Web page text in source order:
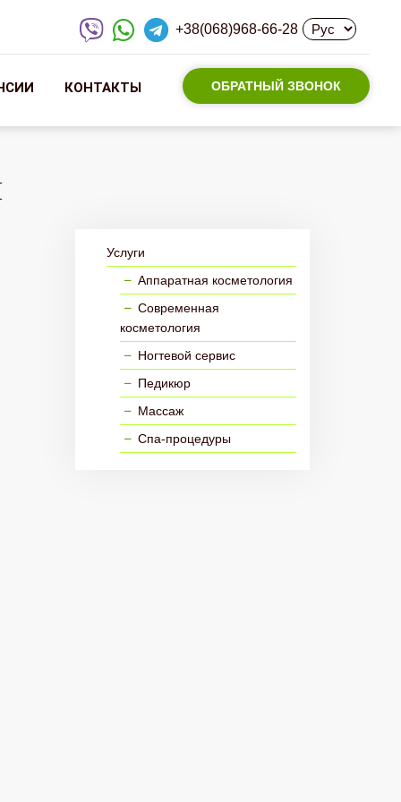
+38(068)968-66-28
КОНТАКТЫ ОБРАТНЫЙ ЗВОНОК
Услуги
Аппаратная косметология
Современная
косметология
Ногтевой сервис
Педикюр
Массаж
Спа-процедуры